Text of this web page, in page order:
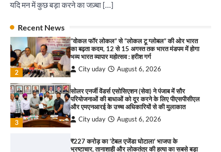
यदि मन में कुछ बड़ा करने का जज़्बा […]
Recent News
संगीत संध्या 2026’ का आयोजन
2
“वोकल फॉर लोकल” से “लोकल टू ग्लोबल” की ओर भारत
का बढ़ता कदम, 12 से 15 अगस्त तक भारत मंडपम में होगा
भव्य भारत व्यापार महोत्सव : हरीश गर्ग
City uday August 6, 2026
3
सोलर एनर्जी वेंडर्स एसोसिएशन (सेवा) ने पंजाब में सौर
परियोजनाओं की बाधाओं को दूर करने के लिए पीएसपीसीएल
और एमएनआरई के उच्च अधिकारियों से की मुलाकात
City uday August 6, 2026
₹227 करोड़ का ‘टेबल एजेंडा घोटाला’ भाजपा के
भ्रष्टाचार, तानाशाही और लोकतंत्र की हत्या का सबसे बड़ा
2
पारस हेल्थ पंचकूला ने ‘तिरंगा यात्रा 2025’ का हरियाणा से
आयाम
City uday August 13, 2025
3
सरकारी आदर्श उच्च विद्यालय, सैक्टर 34-सी, चण्डीगढ़ में
कार्यक्रम आयोजित
City uday August 6, 2025